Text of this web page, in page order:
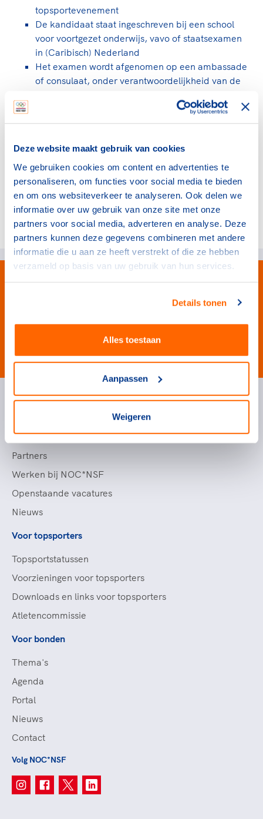
Deze website maakt gebruik van cookies
We gebruiken cookies om content en advertenties te
personaliseren, om functies voor social media te bieden
en om ons websiteverkeer te analyseren. Ook delen we
informatie over uw gebruik van onze site met onze
partners voor social media, adverteren en analyse. Deze
partners kunnen deze gegevens combineren met andere
informatie die u aan ze heeft verstrekt of die ze hebben
verzameld op basis van uw gebruik van hun services.
Details tonen
Alles toestaan
Aanpassen
Weigeren
Sport verenigt. Op sportclubs, pleintjes, tijdens
een rondje fietsen, door samen te skaten of naar
de sportschool te gaan. Door samen te juichen
voor Sifan Hassan, Rico Verhoeven, Diede de
Groot en het Nederlands Elftal. Of met trots te
genieten van de karatewedstrijd van je dochter,
de halve marathon van je moeder of de
Ruimte voor sport
Clubondersteuning
Beroepskrachten
Samen voor een veilige
sportomgeving
langs de lijn, in de kleedkamer, kantine en online?
hier richting aan en is dus een belangrijk
onderdeel van het clubbeleid rondom gewenst en
ongewenst gedrag.
Lees verder
De TeamNL Academie
De TeamNL Academie biedt een leer- en
ontwikkelprogramma voor de volgende functies
bestuurders, (technisch) directeuren, managers en
toekomstig kader.
Lees verder
topsportevenement
De kandidaat staat ingeschreven bij een school
voor voortgezet onderwijs, vavo of staatsexamen
in (Caribisch) Nederland
Het examen wordt afgenomen op een ambassade
of consulaat, onder verantwoordelijkheid van de
Mail Jan Eshuis
Jan.Eshuis@nocnsf.nl
Deel dit artikel op social media:
#wewinnenveelmetsport
Topsportevenementenbeleid
Partners
Werken bij NOC*NSF
Openstaande vacatures
Nieuws
Voor topsporters
Topsportstatussen
Voorzieningen voor topsporters
Downloads en links voor topsporters
Atletencommissie
Voor bonden
Thema's
Agenda
Portal
Nieuws
Contact
Volg NOC*NSF